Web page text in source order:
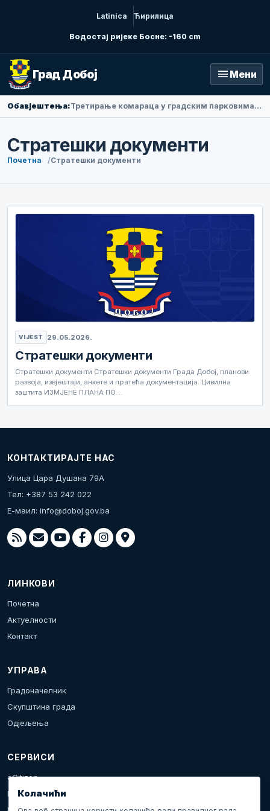
Latinica Ћирилица
Водостај ријеке Босне: -160 cm
Град Добој menu Мени
Обавјештења: Третирање комараца у градским парковима у петак ујутру
Стратешки документи
Почетна Стратешки документи
VIJEST 29.05.2026.
Стратешки документи
Стратешки документи Стратешки документи Града Добој, планови
развоја, извјештаји, анкете и пратећа документација. Цивилна
заштита ИЗМЈЕНЕ ПЛАНА ПО…
КОНТАКТИРАЈТЕ НАС
Улица Цара Душана 79А
Тел: +387 53 242 022
Е-маил: info@doboj.gov.ba
ЛИНКОВИ
Почетна
Актуелности
Контакт
УПРАВА
Градоначелник
Скупштина града
Одјељења
СЕРВИСИ
eCitizen
Пријава проблема
Колачићи